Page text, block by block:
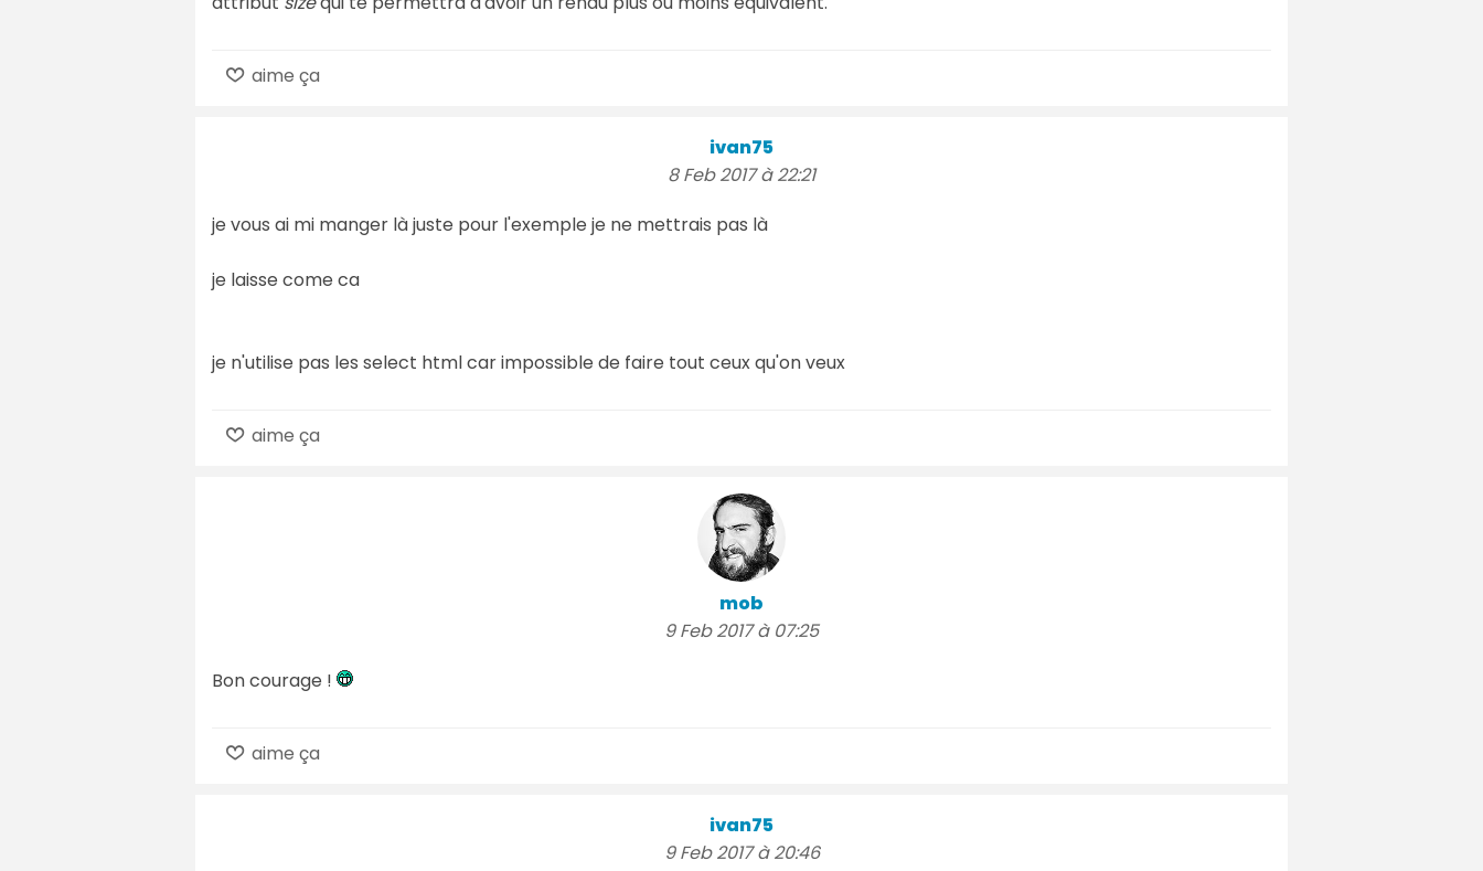
aime ça
ivan75
8 Feb 2017 à 22:21
je vous ai mi manger là juste pour l'exemple je ne mettrais pas là
je laisse come ca
je n'utilise pas les select html car impossible de faire tout ceux qu'on veux
aime ça
mob
9 Feb 2017 à 07:25
Bon courage !
aime ça
ivan75
9 Feb 2017 à 20:46